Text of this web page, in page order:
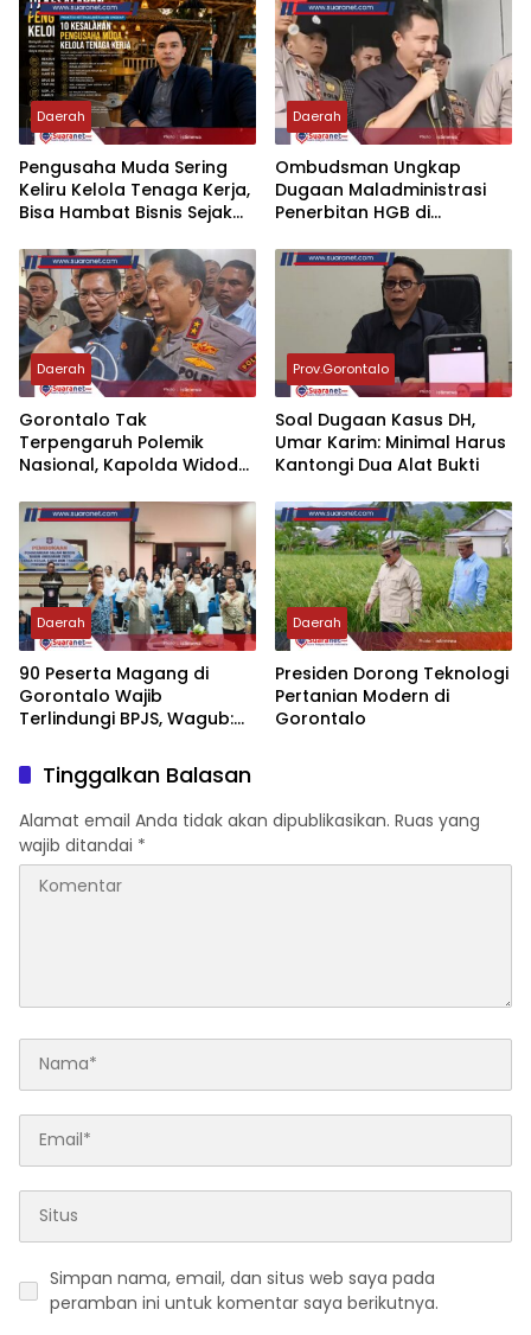
Daerah
‎Pengusaha Muda Sering
Keliru Kelola Tenaga Kerja,
Bisa Hambat Bisnis Sejak
Daerah
‎Ombudsman Ungkap
Dugaan Maladministrasi
Penerbitan HGB di
Diminta Tindak Lanjut 30
Daerah
‎Gorontalo Tak
Terpengaruh Polemik
Nasional, Kapolda Widodo:
Prov.Gorontalo
‎Soal Dugaan Kasus DH,
Umar Karim: Minimal Harus
Kantongi Dua Alat Bukti
Daerah
‎90 Peserta Magang di
Gorontalo Wajib
Terlindungi BPJS, Wagub:
Bisa Ditawar
Daerah
‎Presiden Dorong Teknologi
Pertanian Modern di
Gorontalo
Tinggalkan Balasan
Alamat email Anda tidak akan dipublikasikan. Ruas yang
wajib ditandai *
Simpan nama, email, dan situs web saya pada
peramban ini untuk komentar saya berikutnya.